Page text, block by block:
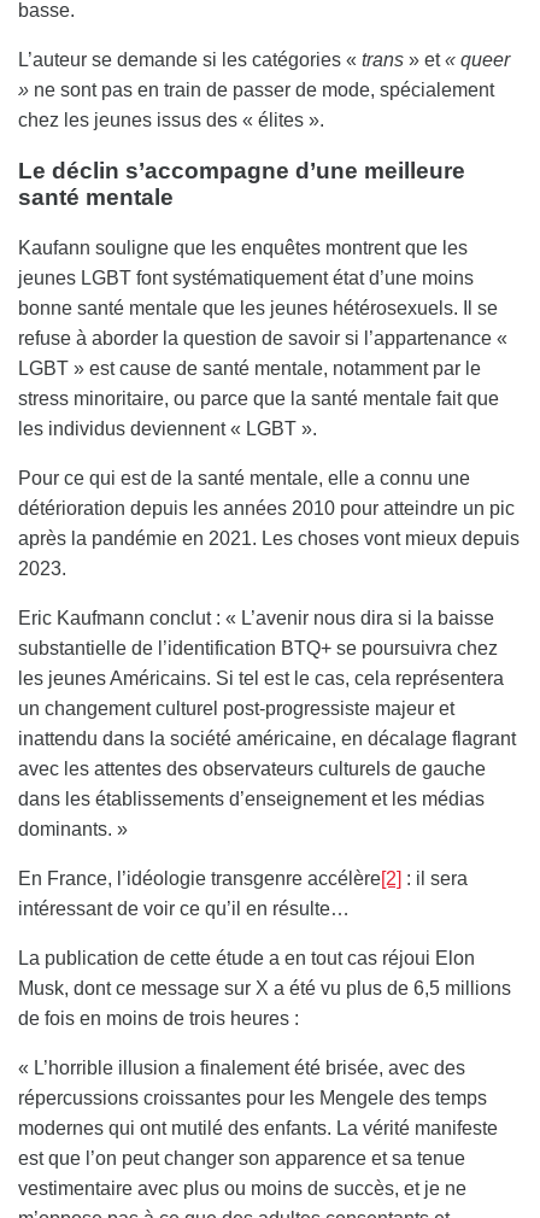
basse.
L’auteur se demande si les catégories « trans » et« queer
» ne sont pas en train de passer de mode, spécialement
chez les jeunes issus des « élites ».
Le déclin s’accompagne d’une meilleure
santé mentale
Kaufann souligne que les enquêtes montrent que les
jeunes LGBT font systématiquement état d’une moins
bonne santé mentale que les jeunes hétérosexuels. Il se
refuse à aborder la question de savoir si l’appartenance «
LGBT » est cause de santé mentale, notamment par le
stress minoritaire, ou parce que la santé mentale fait que
les individus deviennent « LGBT ».
Pour ce qui est de la santé mentale, elle a connu une
détérioration depuis les années 2010 pour atteindre un pic
après la pandémie en 2021. Les choses vont mieux depuis
2023.
Eric Kaufmann conclut : « L’avenir nous dira si la baisse
substantielle de l’identification BTQ+ se poursuivra chez
les jeunes Américains. Si tel est le cas, cela représentera
un changement culturel post-progressiste majeur et
inattendu dans la société américaine, en décalage flagrant
avec les attentes des observateurs culturels de gauche
dans les établissements d’enseignement et les médias
dominants. »
En France, l’idéologie transgenre accélère [2] : il sera
intéressant de voir ce qu’il en résulte…
La publication de cette étude a en tout cas réjoui Elon
Musk, dont ce message sur X a été vu plus de 6,5 millions
de fois en moins de trois heures :
« L’horrible illusion a finalement été brisée, avec des
répercussions croissantes pour les Mengele des temps
modernes qui ont mutilé des enfants. La vérité manifeste
est que l’on peut changer son apparence et sa tenue
vestimentaire avec plus ou moins de succès, et je ne